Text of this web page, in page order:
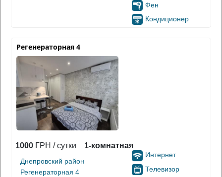
Фен
Кондиционер
Регенераторная 4
1000 ГРН / сутки 1-комнатная
Днепровский район
Регенераторная 4
Интернет
Телевизор